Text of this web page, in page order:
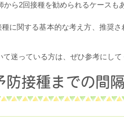
ら2回接種を勧められるケースも
に関する基本的な考え方、推奨
迷っている方は、ぜひ参考にして
防接種までの間隔